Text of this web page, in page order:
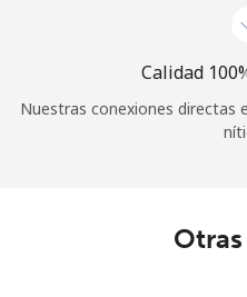
Calidad
Nuestras conexiones directas